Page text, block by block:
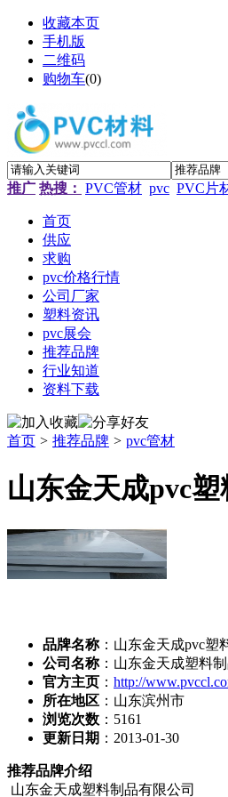
收藏本页
手机版
二维码
购物车(0)
推广 热搜： PVC管材 pvc PVC片
首页
供应
求购
pvc价格行情
公司厂家
塑料资讯
pvc展会
推荐品牌
行业知道
资料下载
首页 > 推荐品牌 > pvc管材
山东金天成pvc塑
品牌名称：山东金天成pvc塑
公司名称：山东金天成塑料
官方主页 ： http://
所在地区 ：山东滨州市
浏览次数 ： 5161
更新日期 ：2013-01-30
推荐品牌介绍
山东金天成塑料制品有限公司